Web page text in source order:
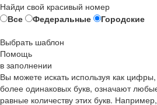
Найди свой красивый номер
Все
Федеральные
Городские
Выбрать шаблон
Помощь
в заполнении
Вы можете искать используя как
более одинаковых букв, означают
равные количеству этих букв. Например,